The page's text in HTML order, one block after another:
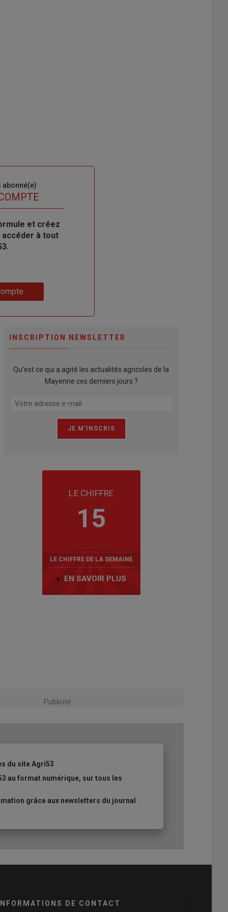
abonné(e)
et créez
à tout
INSCRIPTION NEWSLETTER
Qu’est ce qui a agité les actualités agricoles de la
Mayenne ces derniers jours ?
LE CHIFFRE
15
LE CHIFFRE DE LA SEMAINE
EN SAVOIR PLUS
Publicité
du site Agri53
au format numérique, sur tous les
grâce aux newsletters du journal
INFORMATIONS DE CONTACT